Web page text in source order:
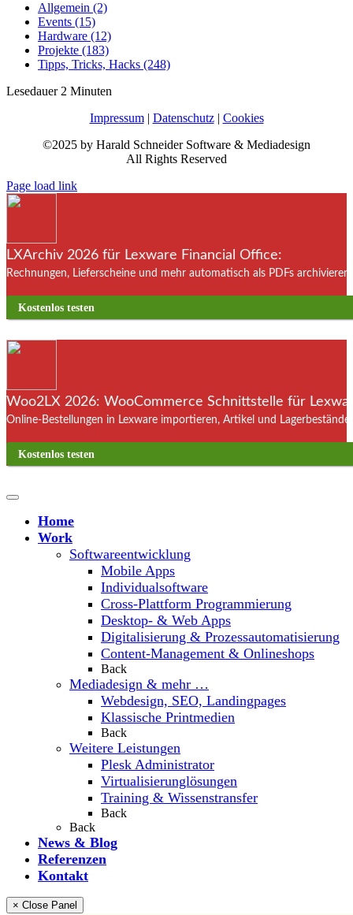
Allgemein (2)
Events (15)
Hardware (12)
Projekte (183)
Tipps, Tricks, Hacks (248)
Lesedauer 2 Minuten
Impressum| Datenschutz| Cookies
©2025 by Harald Schneider Software & Mediadesign
All Rights Reserved
Page load link
LXArchiv 2026 für Lexware Financial Office:
Rechnungen, Lieferscheine und mehr automatisch als PDFs
Kostenlos testen
Woo2LX 2026: WooCommerce Schnittstelle für
Online-Bestellungen in Lexware importieren, Artikel und
Kostenlos testen
Home
Work
Softwareentwicklung
Mobile Apps
Individualsoftware
Cross-Plattform Programmierung
Desktop- & Web Apps
Digitalisierung & Prozessautomatisierung
Content-Management & Onlineshops
Back
Mediadesign & mehr …
Webdesign, SEO, Landingpages
Klassische Printmedien
Back
Weitere Leistungen
Plesk Administrator
Virtualisierunglösungen
Training & Wissenstransfer
Back
Back
News & Blog
Referenzen
Kontakt
× Close Panel